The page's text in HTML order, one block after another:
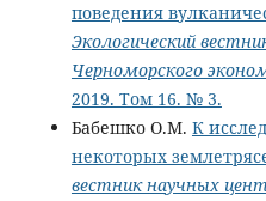
поведения
Экологический
Черноморского
2019. Том 16. № 3.
Бабешко О.М. К
некоторых
вестник научных